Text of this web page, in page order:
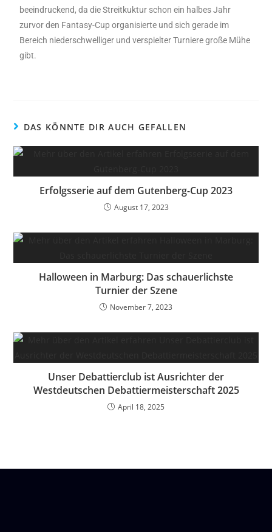
beeindruckend, da die Streitkuktur schon ein halbes Jahr
zurvor den Fantasy-Cup organisierte und sich gerade im
Bereich niederschwelliger und verspielter Turniere große Mühe
gibt.
DAS KÖNNTE DIR AUCH GEFALLEN
Erfolgsserie auf dem Gutenberg-Cup 2023
August 17, 2023
Halloween in Marburg: Das schauerlichste
Turnier der Szene
November 7, 2023
Unser Debattierclub ist Ausrichter der
Westdeutschen Debattiermeisterschaft 2025
April 18, 2025